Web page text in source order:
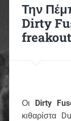
Την
Dirty
Οι Dirty
κιθαρίστα